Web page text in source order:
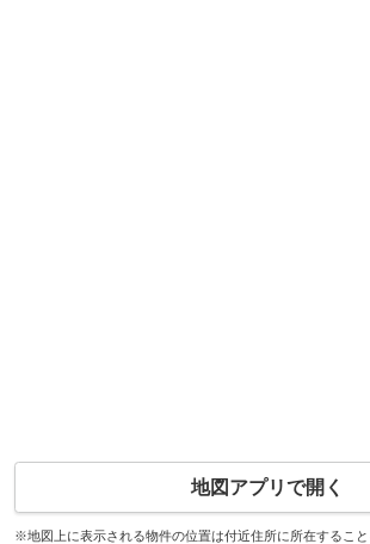
地図アプリで開く
※地図上に表示される物件の位置は付近住所に所在するこ